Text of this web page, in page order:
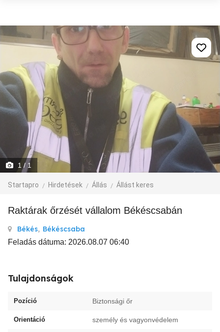
1 / 1
Startapro Hirdetések Állás Állást keres
Raktárak őrzését vállalom Békéscsabán
Békés, Békéscsaba
Feladás dátuma: 2026.08.07 06:40
Tulajdonságok
Pozíció Biztonsági őr
Orientáció személy és vagyonvédelem